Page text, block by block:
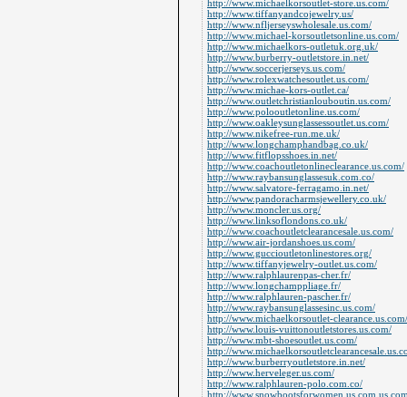
http://www.michaelkorsoutlet-store.us.com/
http://www.tiffanyandcojewelry.us/
http://www.nfljerseyswholesale.us.com/
http://www.michael-korsoutletsonline.us.com/
http://www.michaelkors-outletuk.org.uk/
http://www.burberry-outletstore.in.net/
http://www.soccerjerseys.us.com/
http://www.rolexwatchesoutlet.us.com/
http://www.michae-kors-outlet.ca/
http://www.outletchristianlouboutin.us.com/
http://www.polooutletonline.us.com/
http://www.oakleysunglassessoutlet.us.com/
http://www.nikefree-run.me.uk/
http://www.longchamphandbag.co.uk/
http://www.fitflopsshoes.in.net/
http://www.coachoutletonlineclearance.us.com/
http://www.raybansunglassesuk.com.co/
http://www.salvatore-ferragamo.in.net/
http://www.pandoracharmsjewellery.co.uk/
http://www.moncler.us.org/
http://www.linksoflondons.co.uk/
http://www.coachoutletclearancesale.us.com/
http://www.air-jordanshoes.us.com/
http://www.guccioutletonlinestores.org/
http://www.tiffanyjewelry-outlet.us.com/
http://www.ralphlaurenpas-cher.fr/
http://www.longchamppliage.fr/
http://www.ralphlauren-pascher.fr/
http://www.raybansunglassesinc.us.com/
http://www.michaelkorsoutlet-clearance.us.com/
http://www.louis-vuittonoutletstores.us.com/
http://www.mbt-shoesoutlet.us.com/
http://
http://www.burberryoutletstore.in.net/
http://www.herveleger.us.com/
http://www.ralphlauren-polo.com.co/
http://